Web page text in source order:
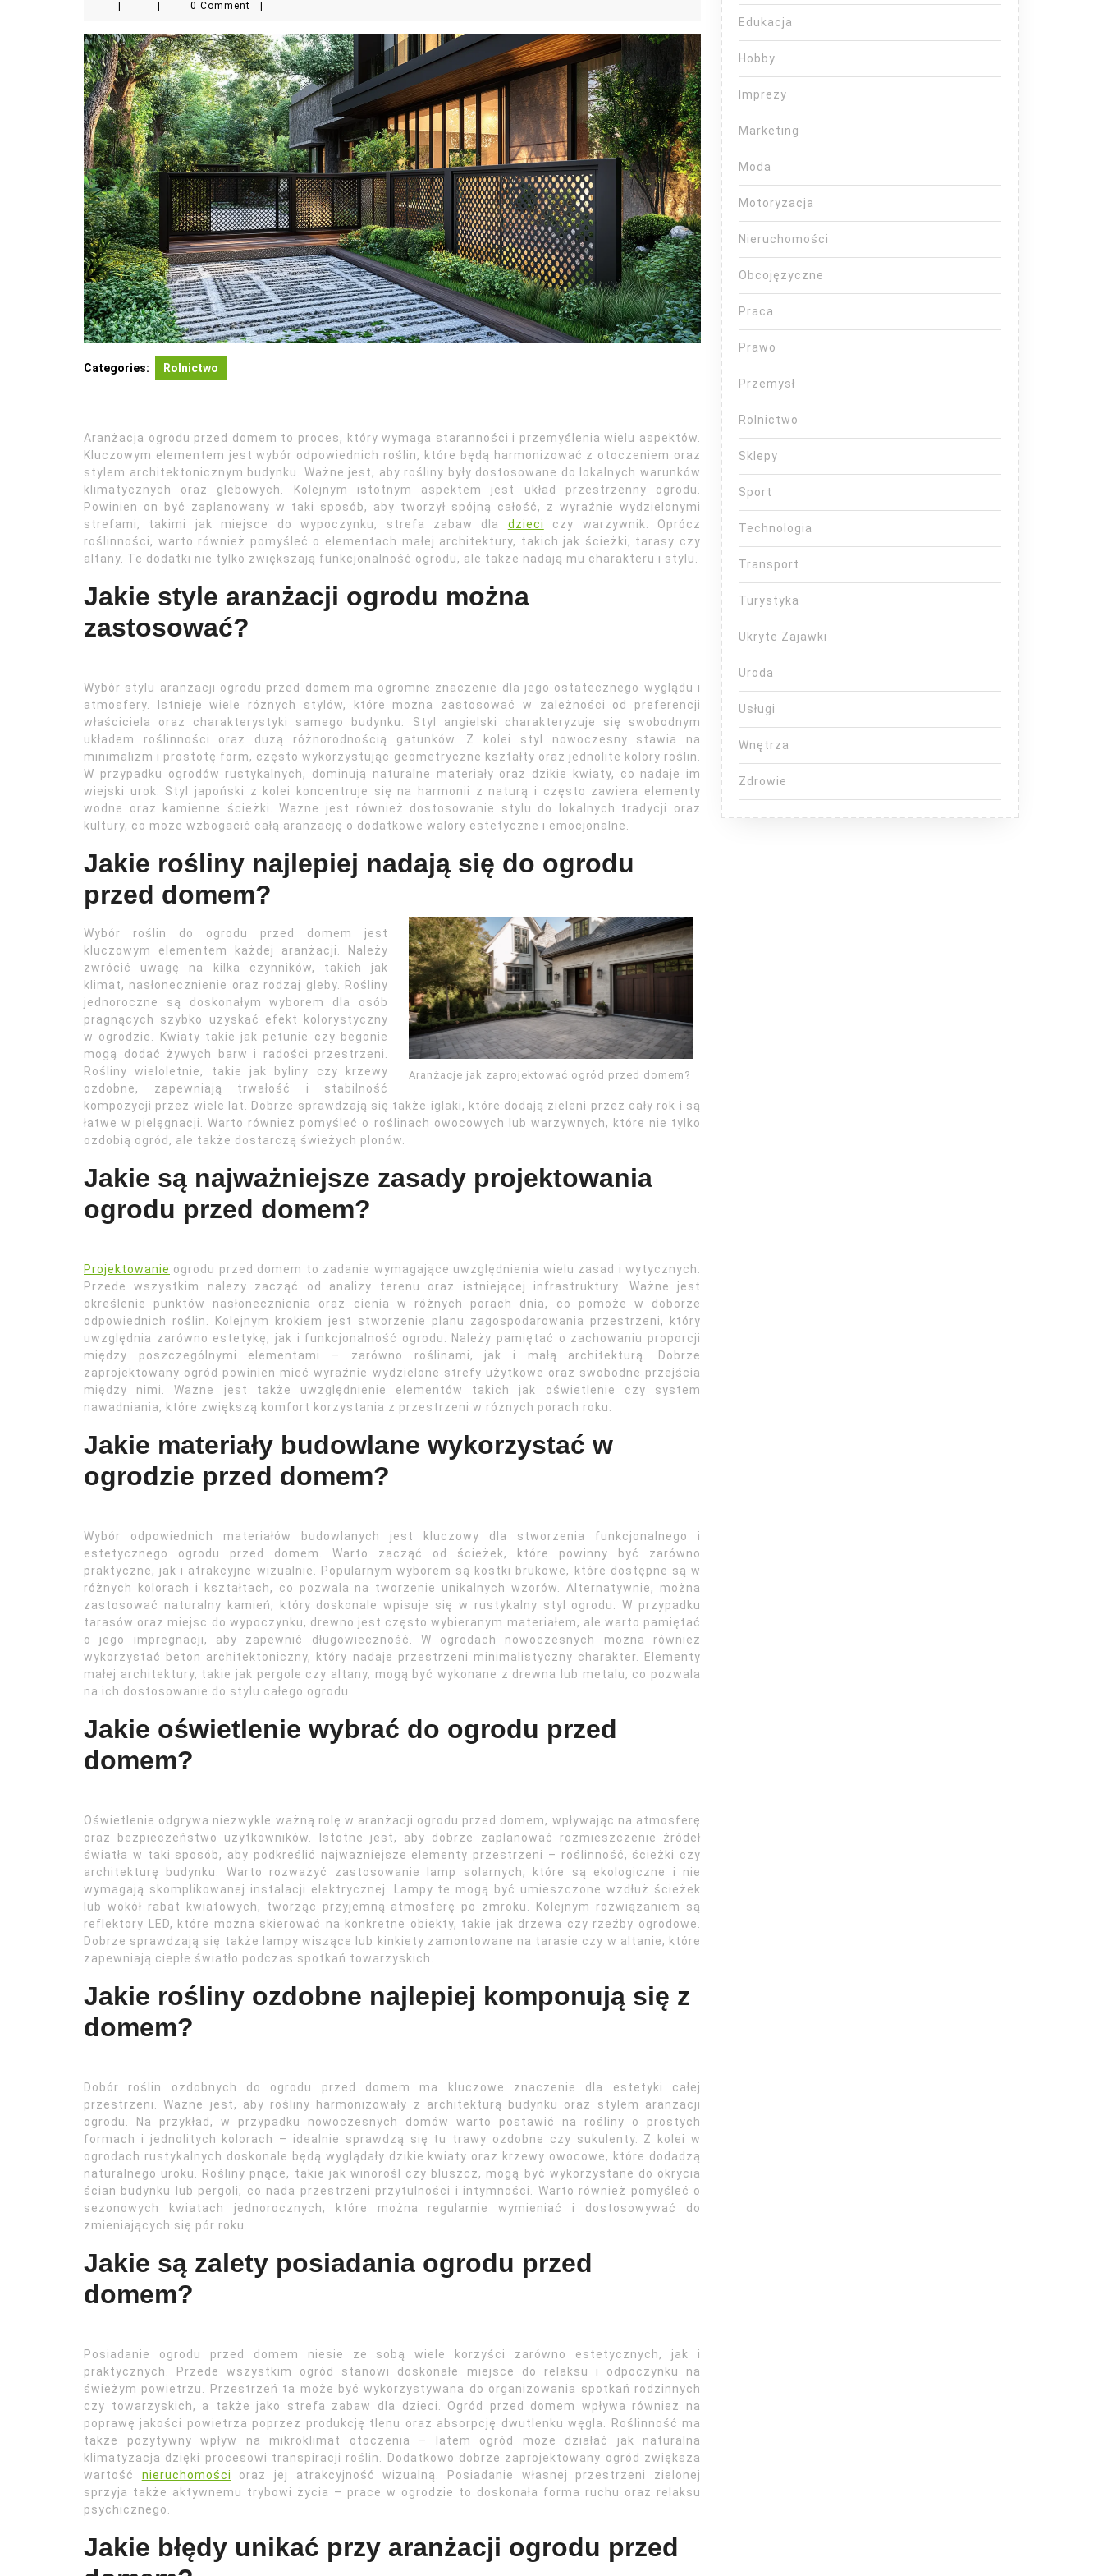
0 Comment
Categories: Rolnictwo
Aranżacja ogrodu przed domem to proces, który wymaga staranności i przemyślenia wielu aspektów.
Kluczowym elementem jest wybór odpowiednich roślin, które będą harmonizować z otoczeniem oraz
stylem architektonicznym budynku. Ważne jest, aby rośliny były dostosowane do lokalnych warunków
klimatycznych oraz glebowych. Kolejnym istotnym aspektem jest układ przestrzenny ogrodu.
Powinien on być zaplanowany w taki sposób, aby tworzył spójną całość, z wyraźnie wydzielonymi
strefami, takimi jak miejsce do wypoczynku, strefa zabaw dla dzieci
czy warzywnik. Oprócz
roślinności, warto również pomyśleć o elementach małej architektury, takich jak ścieżki, tarasy czy
altany. Te dodatki nie tylko zwiększają funkcjonalność ogrodu, ale także nadają mu charakteru i stylu.
Jakie style aranżacji ogrodu można
zastosować?
Wybór stylu aranżacji ogrodu przed domem ma ogromne znaczenie dla jego ostatecznego wyglądu i
atmosfery. Istnieje wiele różnych stylów, które można zastosować w zależności od preferencji
właściciela oraz charakterystyki samego budynku. Styl angielski charakteryzuje się swobodnym
układem roślinności oraz dużą różnorodnością gatunków. Z kolei styl nowoczesny stawia na
minimalizm i prostotę form, często wykorzystując geometryczne kształty oraz jednolite kolory roślin.
W przypadku ogrodów rustykalnych, dominują naturalne materiały oraz dzikie kwiaty, co nadaje im
wiejski urok. Styl japoński z kolei koncentruje się na harmonii z naturą i często zawiera elementy
wodne oraz kamienne ścieżki. Ważne jest również dostosowanie stylu do lokalnych tradycji oraz
kultury, co może wzbogacić całą aranżację o dodatkowe walory estetyczne i emocjonalne.
Jakie rośliny najlepiej nadają się do ogrodu
przed domem?
Aranżacje jak zaprojektować ogród przed domem?
Wybór roślin do ogrodu przed domem jest
kluczowym elementem każdej aranżacji. Należy
zwrócić uwagę na kilka czynników, takich jak
klimat, nasłonecznienie oraz rodzaj gleby. Rośliny
jednoroczne są doskonałym wyborem dla osób
pragnących szybko uzyskać efekt kolorystyczny
w ogrodzie. Kwiaty takie jak petunie czy begonie
mogą dodać żywych barw i radości przestrzeni.
Rośliny wieloletnie, takie jak byliny czy krzewy
ozdobne, zapewniają trwałość i stabilność
kompozycji przez wiele lat. Dobrze sprawdzają się także iglaki, które dodają zieleni przez cały rok i są
łatwe w pielęgnacji. Warto również pomyśleć o roślinach owocowych lub warzywnych, które nie tylko
ozdobią ogród, ale także dostarczą świeżych plonów.
Jakie są najważniejsze zasady projektowania
ogrodu przed domem?
Projektowanie ogrodu przed domem to zadanie wymagające uwzględnienia wielu zasad i wytycznych.
Przede wszystkim należy zacząć od analizy terenu oraz istniejącej infrastruktury. Ważne jest
określenie punktów nasłonecznienia oraz cienia w różnych porach dnia, co pomoże w doborze
odpowiednich roślin. Kolejnym krokiem jest stworzenie planu zagospodarowania przestrzeni, który
uwzględnia zarówno estetykę, jak i funkcjonalność ogrodu. Należy pamiętać o zachowaniu proporcji
między poszczególnymi elementami – zarówno roślinami, jak i małą architekturą. Dobrze
zaprojektowany ogród powinien mieć wyraźnie wydzielone strefy użytkowe oraz swobodne przejścia
między nimi. Ważne jest także uwzględnienie elementów takich jak oświetlenie czy system
nawadniania, które zwiększą komfort korzystania z przestrzeni w różnych porach roku.
Jakie materiały budowlane wykorzystać w
ogrodzie przed domem?
Wybór odpowiednich materiałów budowlanych jest kluczowy dla stworzenia funkcjonalnego i
estetycznego ogrodu przed domem. Warto zacząć od ścieżek, które powinny być zarówno
praktyczne, jak i atrakcyjne wizualnie. Popularnym wyborem są kostki brukowe, które dostępne są w
różnych kolorach i kształtach, co pozwala na tworzenie unikalnych wzorów. Alternatywnie, można
zastosować naturalny kamień, który doskonale wpisuje się w rustykalny styl ogrodu. W przypadku
tarasów oraz miejsc do wypoczynku, drewno jest często wybieranym materiałem, ale warto pamiętać
o jego impregnacji, aby zapewnić długowieczność. W ogrodach nowoczesnych można również
wykorzystać beton architektoniczny, który nadaje przestrzeni minimalistyczny charakter. Elementy
małej architektury, takie jak pergole czy altany, mogą być wykonane z drewna lub metalu, co pozwala
na ich dostosowanie do stylu całego ogrodu.
Jakie oświetlenie wybrać do ogrodu przed
domem?
Oświetlenie odgrywa niezwykle ważną rolę w aranżacji ogrodu przed domem, wpływając na atmosferę
oraz bezpieczeństwo użytkowników. Istotne jest, aby dobrze zaplanować rozmieszczenie źródeł
światła w taki sposób, aby podkreślić najważniejsze elementy przestrzeni – roślinność, ścieżki czy
architekturę budynku. Warto rozważyć zastosowanie lamp solarnych, które są ekologiczne i nie
wymagają skomplikowanej instalacji elektrycznej. Lampy te mogą być umieszczone wzdłuż ścieżek
lub wokół rabat kwiatowych, tworząc przyjemną atmosferę po zmroku. Kolejnym rozwiązaniem są
reflektory LED, które można skierować na konkretne obiekty, takie jak drzewa czy rzeźby ogrodowe.
Dobrze sprawdzają się także lampy wiszące lub kinkiety zamontowane na tarasie czy w altanie, które
zapewniają ciepłe światło podczas spotkań towarzyskich.
Jakie rośliny ozdobne najlepiej komponują się z
domem?
Dobór roślin ozdobnych do ogrodu przed domem ma kluczowe znaczenie dla estetyki całej
przestrzeni. Ważne jest, aby rośliny harmonizowały z architekturą budynku oraz stylem aranżacji
ogrodu. Na przykład, w przypadku nowoczesnych domów warto postawić na rośliny o prostych
formach i jednolitych kolorach – idealnie sprawdzą się tu trawy ozdobne czy sukulenty. Z kolei w
ogrodach rustykalnych doskonale będą wyglądały dzikie kwiaty oraz krzewy owocowe, które dodadzą
naturalnego uroku. Rośliny pnące, takie jak winorośl czy bluszcz, mogą być wykorzystane do okrycia
ścian budynku lub pergoli, co nada przestrzeni przytulności i intymności. Warto również pomyśleć o
sezonowych kwiatach jednorocznych, które można regularnie wymieniać i dostosowywać do
zmieniających się pór roku.
Jakie są zalety posiadania ogrodu przed
domem?
Posiadanie ogrodu przed domem niesie ze sobą wiele korzyści zarówno estetycznych, jak i
praktycznych. Przede wszystkim ogród stanowi doskonałe miejsce do relaksu i odpoczynku na
świeżym powietrzu. Przestrzeń ta może być wykorzystywana do organizowania spotkań rodzinnych
czy towarzyskich, a także jako strefa zabaw dla dzieci. Ogród przed domem wpływa również na
poprawę jakości powietrza poprzez produkcję tlenu oraz absorpcję dwutlenku węgla. Roślinność ma
także pozytywny wpływ na mikroklimat otoczenia – latem ogród może działać jak naturalna
klimatyzacja dzięki procesowi transpiracji roślin. Dodatkowo dobrze zaprojektowany ogród zwiększa
wartość nieruchomości
oraz jej atrakcyjność wizualną. Posiadanie własnej przestrzeni zielonej
sprzyja także aktywnemu trybowi życia – prace w ogrodzie to doskonała forma ruchu oraz relaksu
psychicznego.
Jakie błędy unikać przy aranżacji ogrodu przed
Edukacja
Hobby
Imprezy
Marketing
Moda
Motoryzacja
Nieruchomości
Obcojęzyczne
Praca
Prawo
Przemysł
Rolnictwo
Sklepy
Sport
Technologia
Transport
Turystyka
Ukryte Zajawki
Uroda
Usługi
Wnętrza
Zdrowie